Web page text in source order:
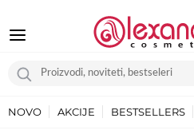
NOVO AKCIJE BESTSELLERS